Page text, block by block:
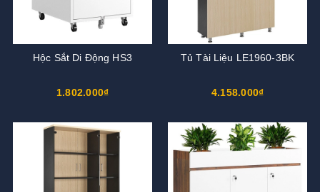
Hộc Sắt Di Động HS3
1.802.000₫
Tủ Tài Liệu LE1960-3BK
4.158.000₫